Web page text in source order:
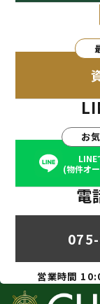
お
LINE
(物件オ
電
営業時間